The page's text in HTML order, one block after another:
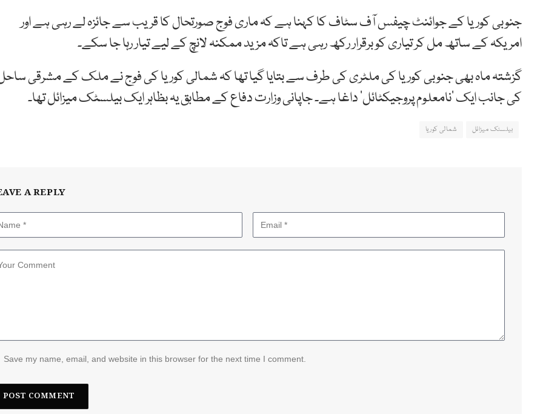
جنوبی کوریا کے جوائنٹ چیفس آف سٹاف کا کہنا ہے کہ ماری فوج صورتحال کا قریب سے جائزہ لے رہی ہے اور
امریکہ کے ساتھ مل کر تیاری کو برقرار رکھ رہی ہے تاکہ مزید ممکنہ لانچ کے لیے تیار رہا جا سکے۔
گزشتہ ماہ بھی جنوبی کوریا کی ملٹری کی طرف سے بتایا گیا تھا کہ شمالی کوریا کی فوج نے ملک کے مشرقی
کی جانب ایک ’نامعلوم پروجیکٹائل‘ داغا ہے۔ جاپانی وزارت دفاع کے مطابق یہ بظاہر ایک بیلسٹک میزائل تھا۔
بیلسٹک میزائل شمالی کوریا
A REPLY
Save my name, email, and website in this browser for the next time I comment.